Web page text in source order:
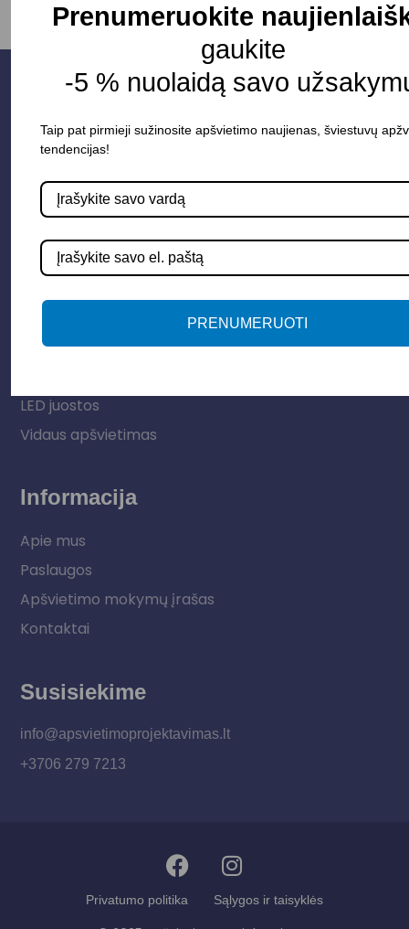
Parduotuvė
Elektros instaliacija
LED juostos
Vidaus apšvietimas
Informacija
Apie mus
Paslaugos
Apšvietimo mokymų įrašas
Kontaktai
Susisiekime
info@apsvietimoprojektavimas.lt
+3706 279 7213
Privatumo politika Sąlygos ir taisyklės
Prenumeruokite
gaukite
-5 % nuolaidą savo
Taip pat pirmieji sužinosite apšvietimo naujienas, šviestuvų
tendencijas!
PRENUMERUOTI